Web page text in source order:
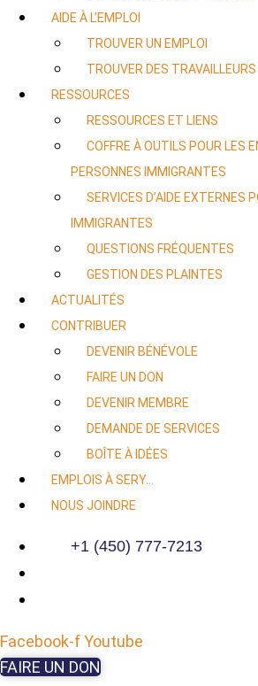
AIDE À L’EMPLOI
TROUVER UN EMPLOI
TROUVER DES TRAVAILLEURS
RESSOURCES
RESSOURCES ET LIENS
COFFRE À OUTILS POUR LES
PERSONNES IMMIGRANTES
SERVICES D’AIDE EXTERNES
IMMIGRANTES
QUESTIONS FRÉQUENTES
GESTION DES PLAINTES
ACTUALITÉS
CONTRIBUER
DEVENIR BÉNÉVOLE
FAIRE UN DON
DEVENIR MEMBRE
DEMANDE DE SERVICES
BOÎTE À IDÉES
EMPLOIS À SERY…
NOUS JOINDRE
+1 (450) 777-7213
Facebook-fYoutube
FAIRE UN DON